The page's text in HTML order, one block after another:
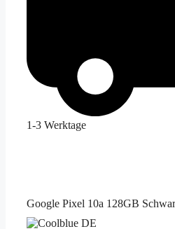
1-3 Werktage
Google Pixel 10a 128GB